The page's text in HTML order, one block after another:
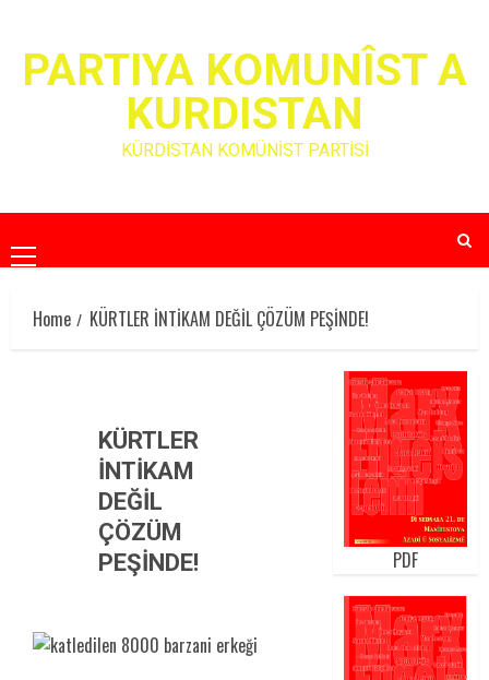
contentPARTIYA KOMUNÎST A
KURDISTAN
KÜRDİSTAN KOMÜNİST PARTİSİ
Primary
Menu
Home
KÜRTLER İNTİKAM DEĞİL ÇÖZÜM PEŞİNDE!
KÜRTLER
İNTİKAM
DEĞİL
ÇÖZÜM
PEŞİNDE!
PDF